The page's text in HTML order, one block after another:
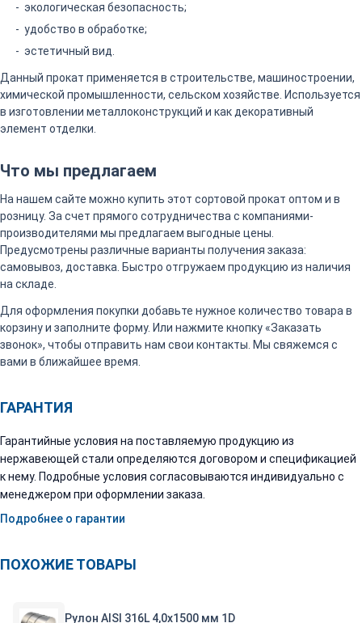
экологическая безопасность;
удобство в обработке;
эстетичный вид.
Данный прокат применяется в строительстве, машиностроении,
химической промышленности, сельском хозяйстве. Используется
в изготовлении металлоконструкций и как декоративный
элемент отделки.
Что мы предлагаем
На нашем сайте можно купить этот сортовой прокат оптом и в
розницу. За счет прямого сотрудничества с компаниями-
производителями мы предлагаем выгодные цены.
Предусмотрены различные варианты получения заказа:
самовывоз, доставка. Быстро отгружаем продукцию из наличия
на складе.
Для оформления покупки добавьте нужное количество товара в
корзину и заполните форму. Или нажмите кнопку «Заказать
звонок», чтобы отправить нам свои контакты. Мы свяжемся с
вами в ближайшее время.
ГАРАНТИЯ
Гарантийные условия на поставляемую продукцию из
нержавеющей стали определяются договором и спецификацией
к нему. Подробные условия согласовываются индивидуально с
менеджером при оформлении заказа.
Подробнее о гарантии
ПОХОЖИЕ ТОВАРЫ
Рулон AISI 316L 4,0х1500 мм 1D